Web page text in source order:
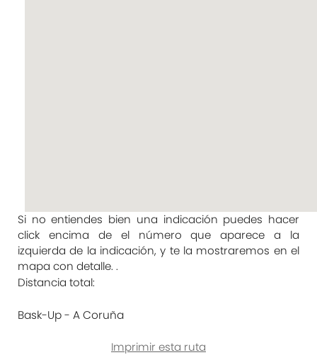
Si no entiendes bien una indicación puedes hacer
click encima de el número que aparece a la
izquierda de la indicación, y te la mostraremos en el
mapa con detalle. .
Distancia total:
Bask-Up - A Coruña
Imprimir esta ruta